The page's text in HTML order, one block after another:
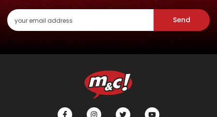
Send